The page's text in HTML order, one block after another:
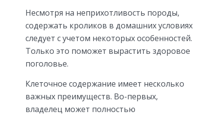
Несмотря на неприхотливость породы,
содержать кроликов в домашних условиях
следует с учетом некоторых особенностей.
Только это поможет вырастить здоровое
поголовье.
Клеточное содержание имеет несколько
важных преимуществ. Во-первых,
владелец может полностью